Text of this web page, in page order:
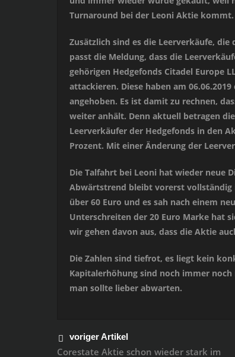
Turnaround bei der Leoni Aktie kommt.
Zusätzlich sind es die Leerverkäufe,
passt die Meldung, dass die
gehörigen Hedgefonds Citadel Europe
attackieren. Diese haben am
angehoben. Es ist damit zu rechnen,
weiter anhält. Denn aktuell betragen
Leerverkäufer der Hedgefonds
Prozent. Mit einer Änderung der
Die Talfahrt bei Leoni hat wieder neue
Abwärtstrend bleibt vorerst vollständig
über 60 Euro und es sah nach einem
Unterschreiten der 20 Euro Marke hat
wir gehen davon aus, dass die Aktie
Die Zahlen sind tiefrot, es liegt kein
Kapitalerhöhung sind noch immer
man sollte lieber abwarten.
voriger Artikel
Corestate Aktie schon wieder stark im